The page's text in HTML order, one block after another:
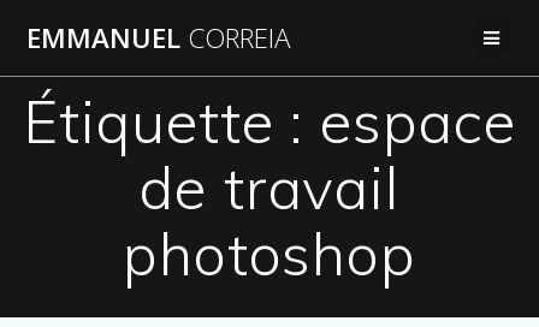
au
EMMANUEL CORREIA
Étiquette : espace
de travail
photoshop